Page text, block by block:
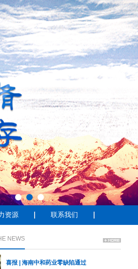
1 2 3
资源 联系我们
NEWS
喜报 | 海南中和药业零缺陷通过